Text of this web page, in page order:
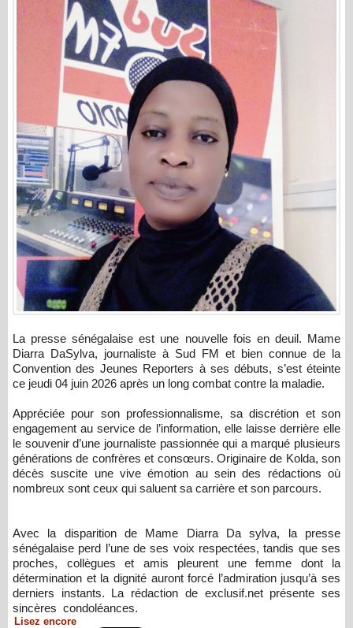
La presse sénégalaise est une nouvelle fois en deuil. Mame
Diarra DaSylva, journaliste à Sud FM et bien connue de la
Convention des Jeunes Reporters à ses débuts, s’est éteinte
ce jeudi 04 juin 2026 après un long combat contre la maladie.
Appréciée pour son professionnalisme, sa discrétion et son
engagement au service de l’information, elle laisse derrière elle
le souvenir d’une journaliste passionnée qui a marqué plusieurs
générations de confrères et consœurs. Originaire de Kolda, son
décès suscite une vive émotion au sein des rédactions où
nombreux sont ceux qui saluent sa carrière et son parcours.
Avec la disparition de Mame Diarra Da sylva, la presse
sénégalaise perd l’une de ses voix respectées, tandis que ses
proches, collègues et amis pleurent une femme dont la
détermination et la dignité auront forcé l’admiration jusqu’à ses
derniers instants. La rédaction de exclusif.net présente ses
sincères condoléances.
Lisez encore